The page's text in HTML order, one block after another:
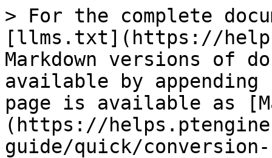
> For the complete
[llms.txt](https://
Markdown versions of
available by
page is available as
(https://
guide/quick/